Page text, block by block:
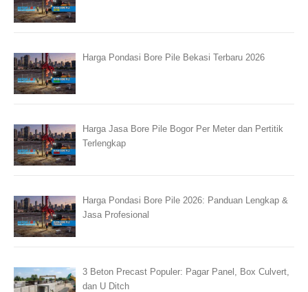
Harga Pondasi Bore Pile Bekasi Terbaru 2026
Harga Jasa Bore Pile Bogor Per Meter dan Pertitik
Terlengkap
Harga Pondasi Bore Pile 2026: Panduan Lengkap &
Jasa Profesional
3 Beton Precast Populer: Pagar Panel, Box Culvert,
dan U Ditch